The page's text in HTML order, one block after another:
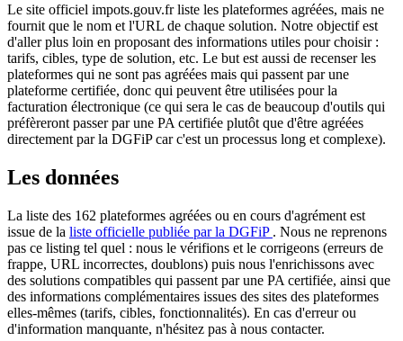
Le site officiel impots.gouv.fr liste les plateformes agréées, mais ne
fournit que le nom et l'URL de chaque solution. Notre objectif est
d'aller plus loin en proposant des informations utiles pour choisir :
tarifs, cibles, type de solution, etc. Le but est aussi de recenser les
plateformes qui ne sont pas agréées mais qui passent par une
plateforme certifiée, donc qui peuvent être utilisées pour la
facturation électronique (ce qui sera le cas de beaucoup d'outils qui
préfèreront passer par une PA certifiée plutôt que d'être agréées
directement par la DGFiP car c'est un processus long et complexe).
Les données
La liste des 162 plateformes agréées ou en cours d'agrément est
issue de la liste officielle publiée par la DGFiP . Nous ne reprenons
pas ce listing tel quel : nous le vérifions et le corrigeons (erreurs de
frappe, URL incorrectes, doublons) puis nous l'enrichissons avec
des solutions compatibles qui passent par une PA certifiée, ainsi que
des informations complémentaires issues des sites des plateformes
elles-mêmes (tarifs, cibles, fonctionnalités). En cas d'erreur ou
d'information manquante, n'hésitez pas à nous contacter.